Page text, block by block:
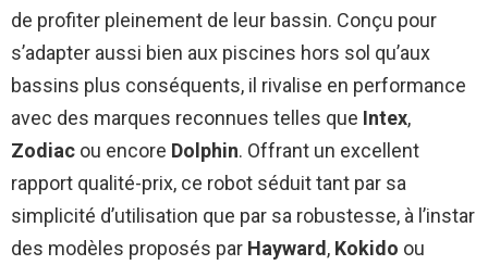
de profiter pleinement de leur bassin. Conçu pour
s’adapter aussi bien aux piscines hors sol qu’aux
bassins plus conséquents, il rivalise en performance
avec des marques reconnues telles que Intex,
Zodiac ou encore Dolphin. Offrant un excellent
rapport qualité-prix, ce robot séduit tant par sa
simplicité d’utilisation que par sa robustesse, à l’instar
des modèles proposés par Hayward, Kokido ou